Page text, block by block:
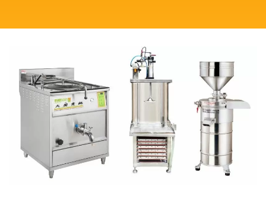
INDUSTRIAL DE TOFU,
MÁQUINA DE TOFU
PEQUEÑA, EQUIPO DE
ALIMENTOS DE SOJA,
MÁQUINA DE CARNE DE
SOJA, MÁQUINA PARA
HACER LECHE DE SOJA